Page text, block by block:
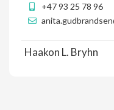
+47 93 25 78 96
Haakon L. Bryhn